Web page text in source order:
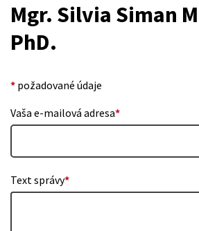
Mgr. Silvia Siman
PhD.
* požadované údaje
Vaša e-mailová adresa*
Text správy*